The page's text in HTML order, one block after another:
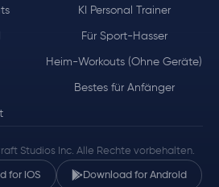
KI Personal Trainer
Für Sport-Hasser
Heim-Workouts (Ohne Geräte)
Bestes für Anfänger
Studios Inc. Alle Rechte vorbehalten.
for iOS Download for Android